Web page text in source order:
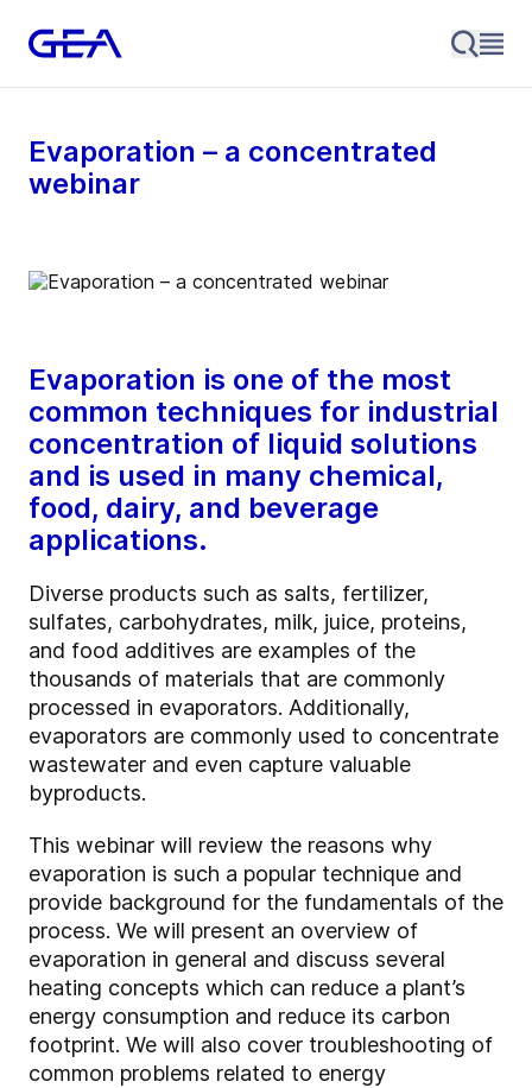
Evaporation – a concentrated
webinar
Evaporation is one of the most
common techniques for industrial
concentration of liquid solutions
and is used in many chemical,
food, dairy, and beverage
applications.
Diverse products such as salts, fertilizer,
sulfates, carbohydrates, milk, juice, proteins,
and food additives are examples of the
thousands of materials that are commonly
processed in evaporators. Additionally,
evaporators are commonly used to concentrate
wastewater and even capture valuable
byproducts.
This webinar will review the reasons why
evaporation is such a popular technique and
provide background for the fundamentals of the
process. We will present an overview of
evaporation in general and discuss several
heating concepts which can reduce a plant’s
energy consumption and reduce its carbon
footprint. We will also cover troubleshooting of
common problems related to energy